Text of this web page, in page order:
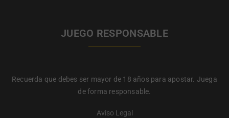
JUEGO RESPONSABLE
Recuerda que debes ser mayor de 18 años para apostar. Juega
de forma responsable.
Aviso Legal